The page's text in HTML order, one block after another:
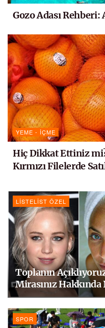
Gozo Adası
YEME - İÇME
Hiç Dikkat Ettiniz
Kırmızı Filelerde
LISTELIST ÖZEL
Toplanın
Mirasınız
SPOR